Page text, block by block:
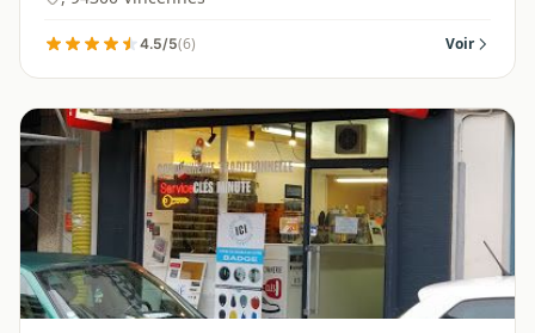
4.5/5(6) Voir